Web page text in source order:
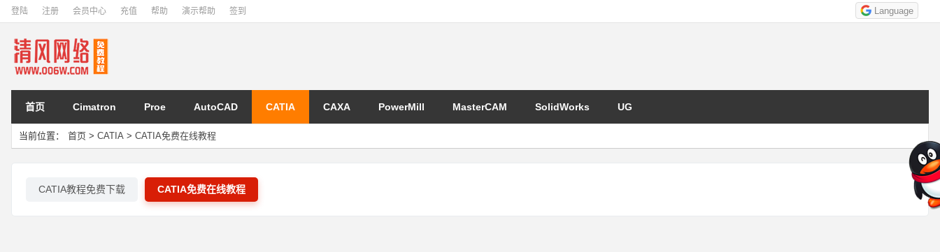
登陆 注册 会员中心 充值 帮助 演示帮助 签到 Language
首页 Cimatron Proe AutoCAD CATIA CAXA PowerMill MasterCAM SolidWorks UG
当前位置： 首页 > CATIA > CATIA免费在线教程
CATIA教程免费下载 CATIA免费在线教程